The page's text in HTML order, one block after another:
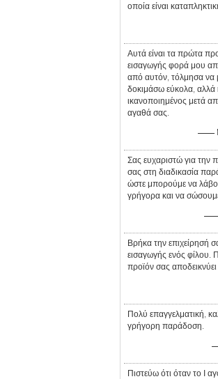
οποία είναι
Αυτά είναι τα πρώτα
εισαγωγής φορά μου
από αυτόν, τόλμησα να
δοκιμάσω εύκολα,
ικανοποιημένος μετά
αγαθά σας.
——
Σας ευχαριστώ για την
σας στη διαδικασία
ώστε μπορούμε να
γρήγορα και να
——
Βρήκα την επιχείρησή
εισαγωγής ενός φίλου.
προϊόν σας
Πολύ επαγγελματική,
γρήγορη παράδοση.
Πιστεύω ότι όταν το Ι